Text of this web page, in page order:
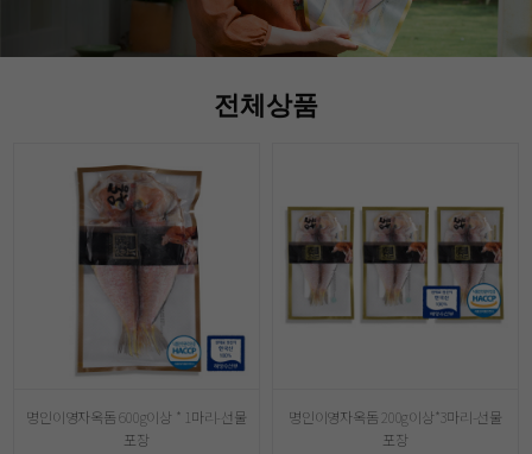
전체상품
명인이영자옥돔 600g이상 * 1마리-선물
포장
명인이영자옥돔 200g이상*3마리-선물
포장